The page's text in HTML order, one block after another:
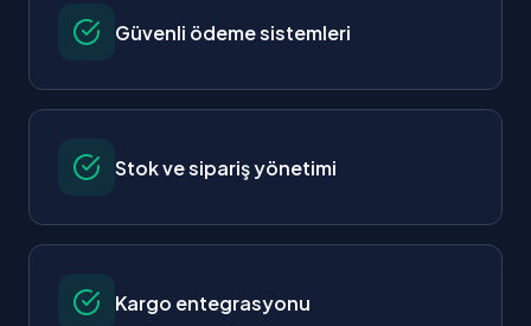
Güvenli ödeme sistemleri
Stok ve sipariş yönetimi
Kargo entegrasyonu